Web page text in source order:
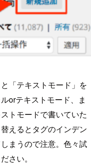
「テキストモード」を
orテキストモード、ま
トモードで書いていた
えるとタグのインデン
まうので注意。色々試
さい。